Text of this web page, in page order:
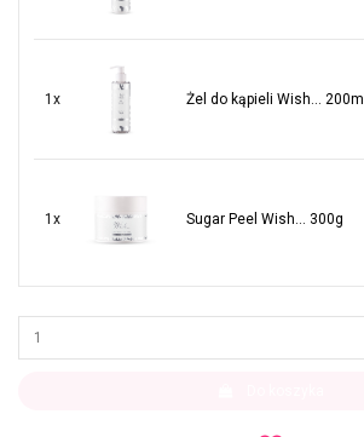
1x Żel do kąpieli Wish... 200ml
1x Sugar Peel Wish... 300g